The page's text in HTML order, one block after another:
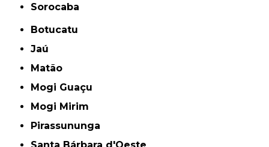
Sorocaba
Botucatu
Jaú
Matão
Mogi Guaçu
Mogi Mirim
Pirassununga